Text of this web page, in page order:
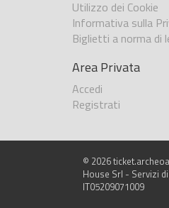
Utilizzo dei Cookie
Informativa sulla
Biglietti a norma di
Area Privata
Accedi
Registrati
© 2026
House Srl - Servizi
IT05209071009